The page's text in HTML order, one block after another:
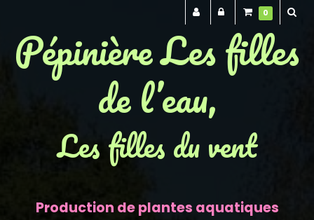
Pépinière Les filles
de l’eau,
Les filles du vent
Production de plantes aquatiques
0